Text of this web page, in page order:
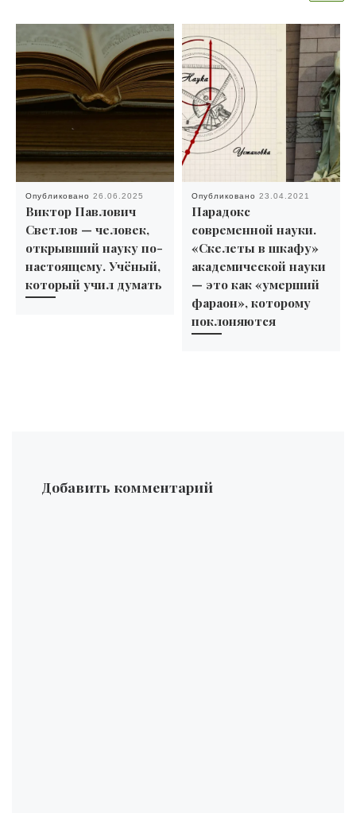
Опубликовано 26.06.2025
Виктор Павлович
Светлов — человек,
открывший науку по-
настоящему. Учёный,
который учил думать
Опубликовано 23.04.2021
Парадокс
современной науки.
«Скелеты в шкафу»
академической науки
— это как «умерший
фараон», которому
поклоняются
Добавить комментарий